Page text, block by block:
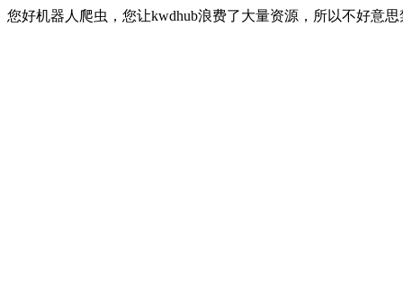
您好机器人爬虫，您让kwdhub浪费了大量资源，所以不好意